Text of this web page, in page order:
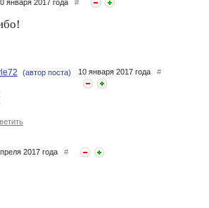
января 2017 года #
(автор поста) 10 января 2017 года #
2017 года #